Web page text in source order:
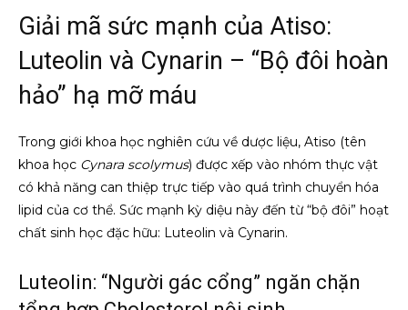
Giải mã sức mạnh của Atiso:
Luteolin và Cynarin – “Bộ đôi hoàn
hảo” hạ mỡ máu
Trong giới khoa học nghiên cứu về dược liệu, Atiso (tên
khoa học Cynara scolymus) được xếp vào nhóm thực vật
có khả năng can thiệp trực tiếp vào quá trình chuyển hóa
lipid của cơ thể. Sức mạnh kỳ diệu này đến từ “bộ đôi” hoạt
chất sinh học đặc hữu: Luteolin và Cynarin.
Luteolin: “Người gác cổng” ngăn chặn